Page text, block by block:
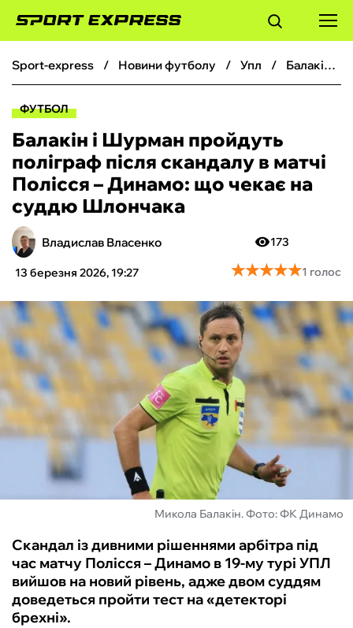
ФУТБОЛ
БОКС
ХОКЕЙ
ТЕНІС
КІБЕРСПОРТ
ЧС-2026
ФУТЗАЛ
ІНШІ
БУКМЕКЕРИ
sport-express новини футболу упл Балакін і Шурман пройдуть поліграф після скандалу в матчі Полісся – Динамо: що чекає на суддю Шлончака
ФУТБОЛ
Балакін і Шурман пройдуть
поліграф після скандалу в матчі
Полісся – Динамо: що чекає на
суддю Шлончака
Владислав Власенко
13 березня 2026, 19:27
173
★★★★★
★★★★★1 голос
Микола Балакін. Фото: ФК Динамо
Скандал із дивними рішеннями арбітра під
час матчу Полісся – Динамо в 19-му турі УПЛ
вийшов на новий рівень, адже двом суддям
доведеться пройти тест на «детекторі
брехні».